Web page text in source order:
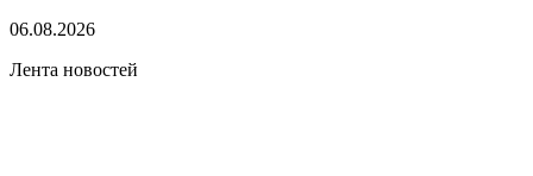
06.08.2026
Лента новостей